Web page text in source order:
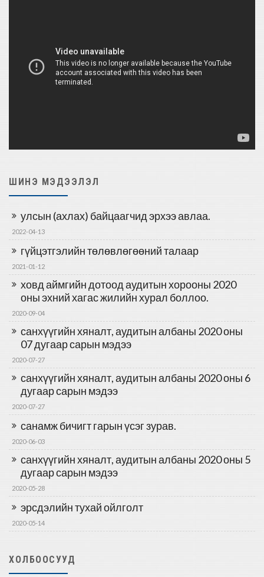
ШИНЭ МЭДЭЭЛЭЛ
улсын (ахлах) байцаагчид эрхээ авлаа.
2022-04-13
гүйцэтгэлийн төлөвлөгөөний талаар
2021-01-12
ховд аймгийн дотоод аудитын хорооны 2020
оны эхний хагас жилийн хурал боллоо.
2020-09-04
санхүүгийн хяналт, аудитын албаны 2020 оны
07 дугаар сарын мэдээ
2020-07-27
санхүүгийн хяналт, аудитын албаны 2020 оны 6
дугаар сарын мэдээ
2020-07-27
санамж бичигт гарын үсэг зурав.
2020-06-03
санхүүгийн хяналт, аудитын албаны 2020 оны 5
дугаар сарын мэдээ
2020-05-28
эрсдэлийн тухай ойлголт
2020-05-14
ХОЛБООСУУД